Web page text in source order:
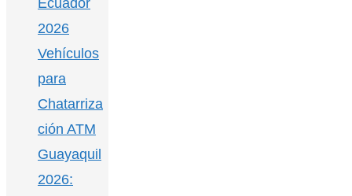
Ecuador
2026
Vehículos
para
Chatarriza
ción ATM
Guayaquil
2026: